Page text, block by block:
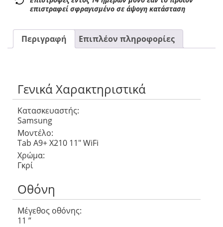
επιστραφεί σφραγισμένο σε άψογη κατάσταση
Περιγραφή Επιπλέον πληροφορίες
Γενικά Χαρακτηριστικά
Κατασκευαστής:
Samsung
Μοντέλο:
Tab A9+ X210 11″ WiFi
Χρώμα:
Γκρί
Οθόνη
Μέγεθος οθόνης:
11 ”